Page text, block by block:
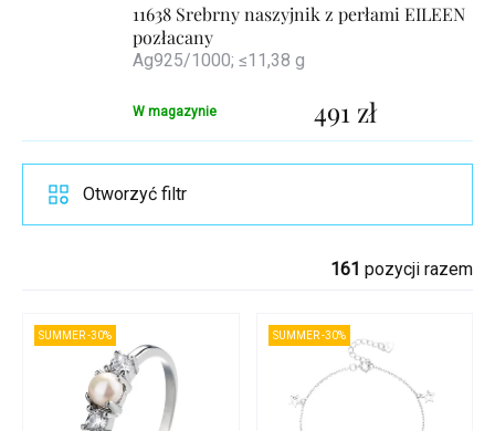
11638 Srebrny naszyjnik z perłami EILEEN
pozłacany
Ag925/1000; ≤11,38 g
W magazynie 491 zł
161 pozycji razem
Otworzyć filtr
SUMMER -30% SUMMER -30%